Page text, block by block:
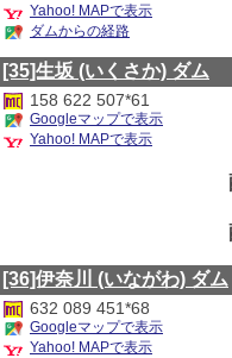
Yahoo! MAPで表示
ダムからの経路
[35]生坂 (いくさか) ダム
158 622 507*61
Googleマップで表示
Yahoo! MAPで表示
[36]伊奈川 (いながわ) ダム
632 089 451*68
Googleマップで表示
Yahoo! MAPで表示